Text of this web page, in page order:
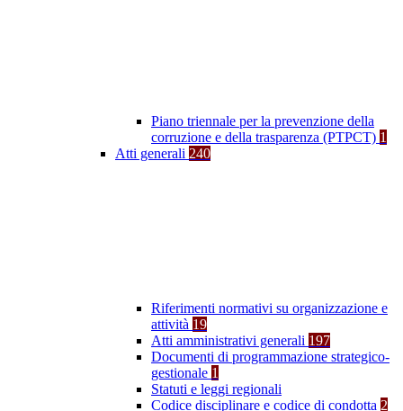
Piano triennale per la prevenzione della
corruzione e della trasparenza (PTPCT) 1
Atti generali 240
Riferimenti normativi su organizzazione e
attività 19
Atti amministrativi generali 197
Documenti di programmazione strategico-
gestionale 1
Statuti e leggi regionali
Codice disciplinare e codice di condotta 2